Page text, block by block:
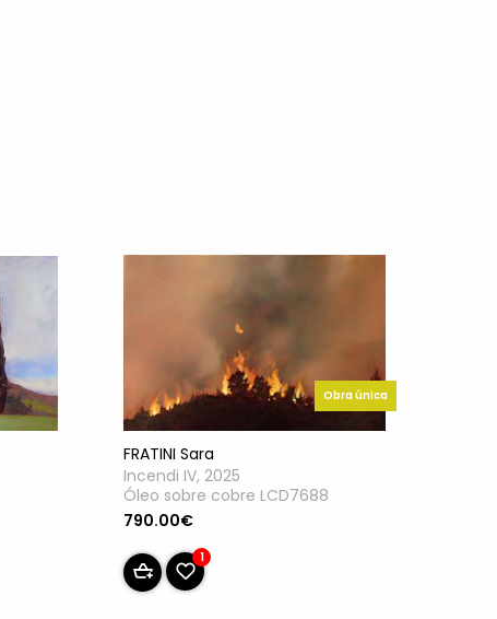
Obra única
FRATINI Sara
Incendi IV, 2025
Óleo sobre cobre LCD7688
790.00€
1